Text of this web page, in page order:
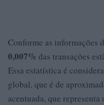
Conforme as informações
0,007% das transações
Essa estatística é
global, que é de
acentuada, que representa